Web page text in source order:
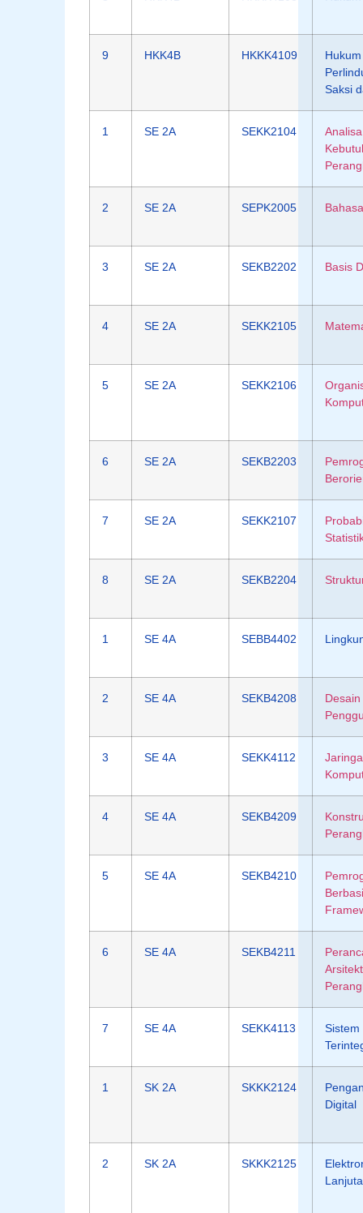
9 HKK4B HKKK4109
Hukum
Saksi
1 SE 2A SEKK2104
Analisa
2 SE 2A SEPK2005
3 SE 2A SEKB2202 Basis
4 SE 2A SEKK2105
5 SE 2A SEKK2106
6 SE 2A SEKB2203
7 SE 2A SEKK2107
8 SE 2A SEKB2204
1 SE 4A SEBB4402
2 SE 4A SEKB4208
3 SE 4A SEKK4112
4 SE 4A SEKB4209
5 SE 4A SEKB4210
6 SE 4A SEKB4211
7 SE 4A SEKK4113
Sistem
1 SK 2A SKKK2124
Digital
2 SK 2A SKKK2125